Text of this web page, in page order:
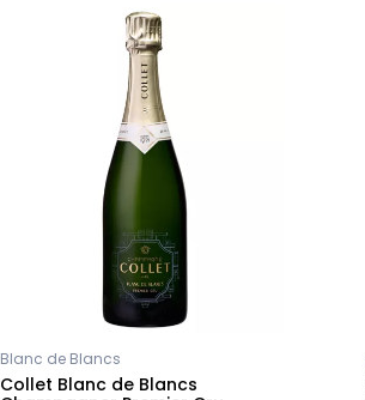
Blanc de Blancs
Collet Blanc de Blancs